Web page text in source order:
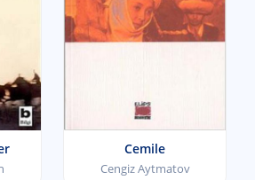
Cemile
Cengiz Aytmatov